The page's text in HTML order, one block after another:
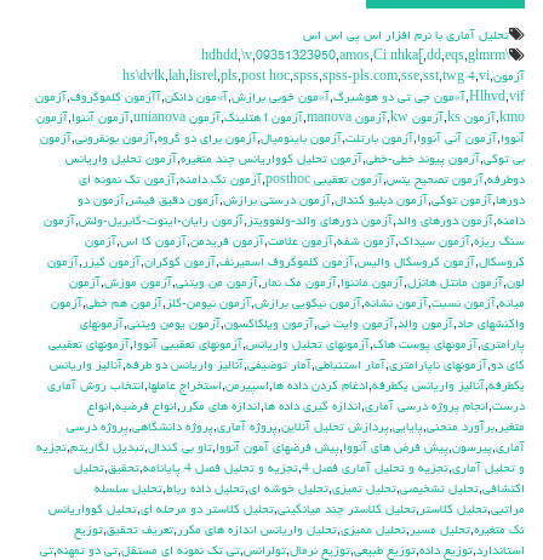
تحليل آماري با نرم افزار اس پي اس اس
\hdhdd
,\v,09351323950,amos,Ci nhka[ ,dd,eqs,glmrm
آزمون,
hs\dvlk,lah,lisrel,pls,post hoc,spss,spss-pls.com,sse,sst,twg 4,vi
Hlhvd,vif
,آ»مون جي تي دو هوشبرگ,آ»مون خوبي برازش,آ»مون دانكن,آآزمون كلموگروف,آزمون
kmo
,آزمون ks ,آزمون kw ,آزمون manova ,آزمون t هتلينگ ,آزمون unianova ,آزمون آننوا,آزمون
آنووا,آزمون آني آنووا,آزمون بارتلت,آزمون باينوميال,آزمون براي دو گروه,آزمون بونفروني,آزمون
بي توكي,آزمون پيوند خطي-خطي,آزمون تحليل كوواريانس چند متغيره,آزمون تحليل واريانس
دوطرفه,آزمون تصحيح يتس,آزمون تعقيبي posthoc ,آزمون تك دامنه,آزمون تك نمونه اي
دورها,آزمون توكي,آزمون دبليو كندال,آزمون درستي برازش,آزمون دقيق فيشر ,آزمون دو
دامنه,آزمون دورهاي والد,آزمون دورهاي والد-ولفوويتز ,آزمون رايان-اينوت-گابريل-ولش,آزمون
سنگ ريزه,آزمون سيداك,آزمون شفه,آزمون علامت,آزمون فريدمن,آزمون كا اس,آزمون
كروسكال,آزمون كروسكال واليس,آزمون كلموگروف اسميرنف,آزمون كوكران,آزمون كيزر ,آزمون
لون,آزمون مانتل هانزل,آزمون ماننوا,آزمون مك نمار ,آزمون من ويتني,آزمون موزش,آزمون
ميانه,آزمون نسبت,آزمون نشانه,آزمون نيكويي برازش,آزمون نيومن-كلز ,آزمون هم خطي,آزمون
واكنشهاي حاد,آزمون والد,آزمون وايت ني,آزمون ويلكاكسون,آزمون يومن ويتني,آزمونهاي
پارامتري,آزمونهاي پوست هاك,آزمونهاي تحليل واريانس,آزمونهاي تعقيبي آنووا,آزمونهاي تعقيبي
كاي دو,آزمونهاي ناپارامتري,آمار استنباطي,آمار توضيفي,آناليز واريانس دو طرفه,آناليز واريانس
يكطرفه,آناليز واريانس يکطرفه,ادغام كردن داده ها,اسپيرمن,استخراج عاملها,انتخاب روش آماري
درست,انجام پروژه درسي آماري,اندازه گيري داده ها,اندازه هاي مكرر ,انواع فرضيه,انواع
متغير ,برآورد منحني,پايايي,پردازش تحليل آنلاين,پروژه آماري,پروژه دانشگاهي,پروژه درسي
آماري,پيرسون,پيش فرض هاي آنووا,پيش فرضهاي آ‍مون آنووا,تاو بي کندال,تبديل لگاريتم,تجزيه
و تحليل آماري,تجزيه و تحليل آماري فصل 4 ,تجزيه و تحليل فصل 4 پايانامه ,تحقيق,تحليل
اكتشافي,تحليل تشخيصي,تحليل تميزي,تحليل خوشه اي,تحليل داده رباط,تحليل سلسله
مراتبي,تحليل كلاستر ,تحليل كلاستر چند ميانگيني,تحليل كلاستر دو مرحله اي,تحليل كوواريانس
تك متغيره,تحليل مسير ,تحليل مميزي,تحليل واريانس اندازه هاي مكرر ,تعريف تحقيق,توزيع
استاندارد,توزيع داده,توزيع طبيعي,توزيع نرمال,تولرانس,تي تک نمونه اي مستقل,تي دو تمهنه,تي